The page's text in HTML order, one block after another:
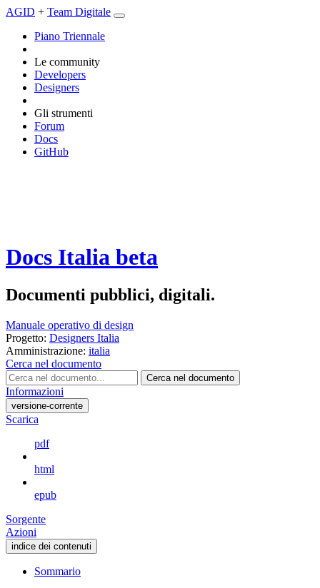
AGID + Team Digitale
Piano Triennale
Le community
Developers
Designers
Gli strumenti
Forum
Docs
GitHub
Docs Italia beta
Documenti pubblici, digitali.
Manuale operativo di design
Progetto: Designers Italia
Amministrazione: italia
Cerca nel documento
Cerca nel documento
Informazioni
versione-corrente
Scarica
pdf
html
epub
Sorgente
Azioni
indice dei contenuti
Sommario